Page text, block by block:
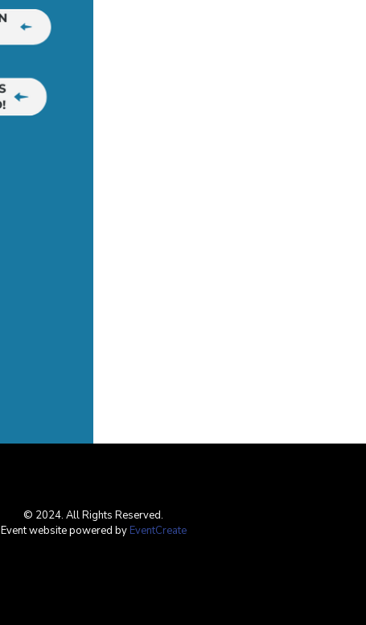
© 2024. All Rights Reserved.
Event website powered by EventCreate